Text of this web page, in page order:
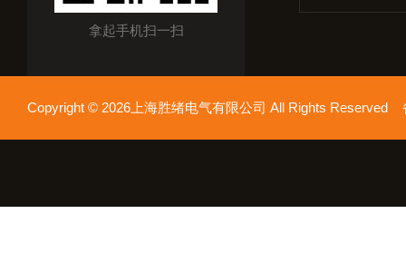
拿起手机扫一扫
Copyright © 2026上海胜绪电气有限公司 All Rights Reserved